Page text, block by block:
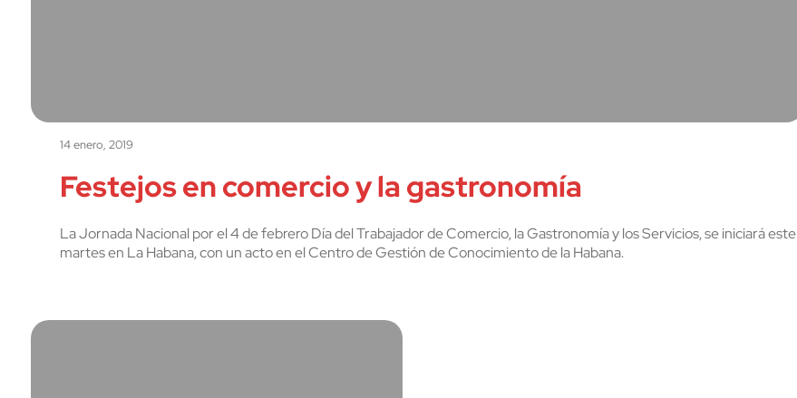
14 enero, 2019
Festejos en comercio y la gastronomía
La Jornada Nacional por el 4 de febrero Día del Trabajador de Comercio, la Gastronomía y los Servicios, se iniciará este
martes en La Habana, con un acto en el Centro de Gestión de Conocimiento de la Habana.